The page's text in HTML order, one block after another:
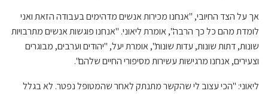
אך על הצד החיובי, "אנחנו מכירות אנשים מדהימים בעבודה הזאת ואני
לומדת מהם כל כך הרבה", אומרת ליאוני. "אנחנו פוגשות אנשים מתרבויות
שונות, דתות שונות, עדות שונות", אומרת יעל, "יהודים וערבים, מבוגרים
וצעירים, אנחנו מרגישות עשירות מסיפורי החיים שלהם".
ליאוני: "הכי עצוב לי שהקשר מתנתק לאחר שהמטופל נפטר. לא בגלל